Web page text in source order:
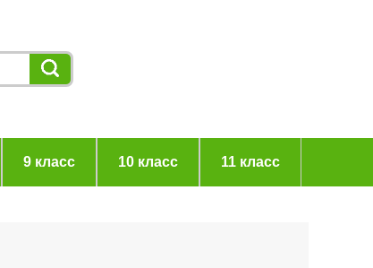
9 класс 10 класс 11 класс